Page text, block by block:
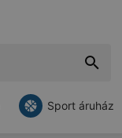
Sport áruház